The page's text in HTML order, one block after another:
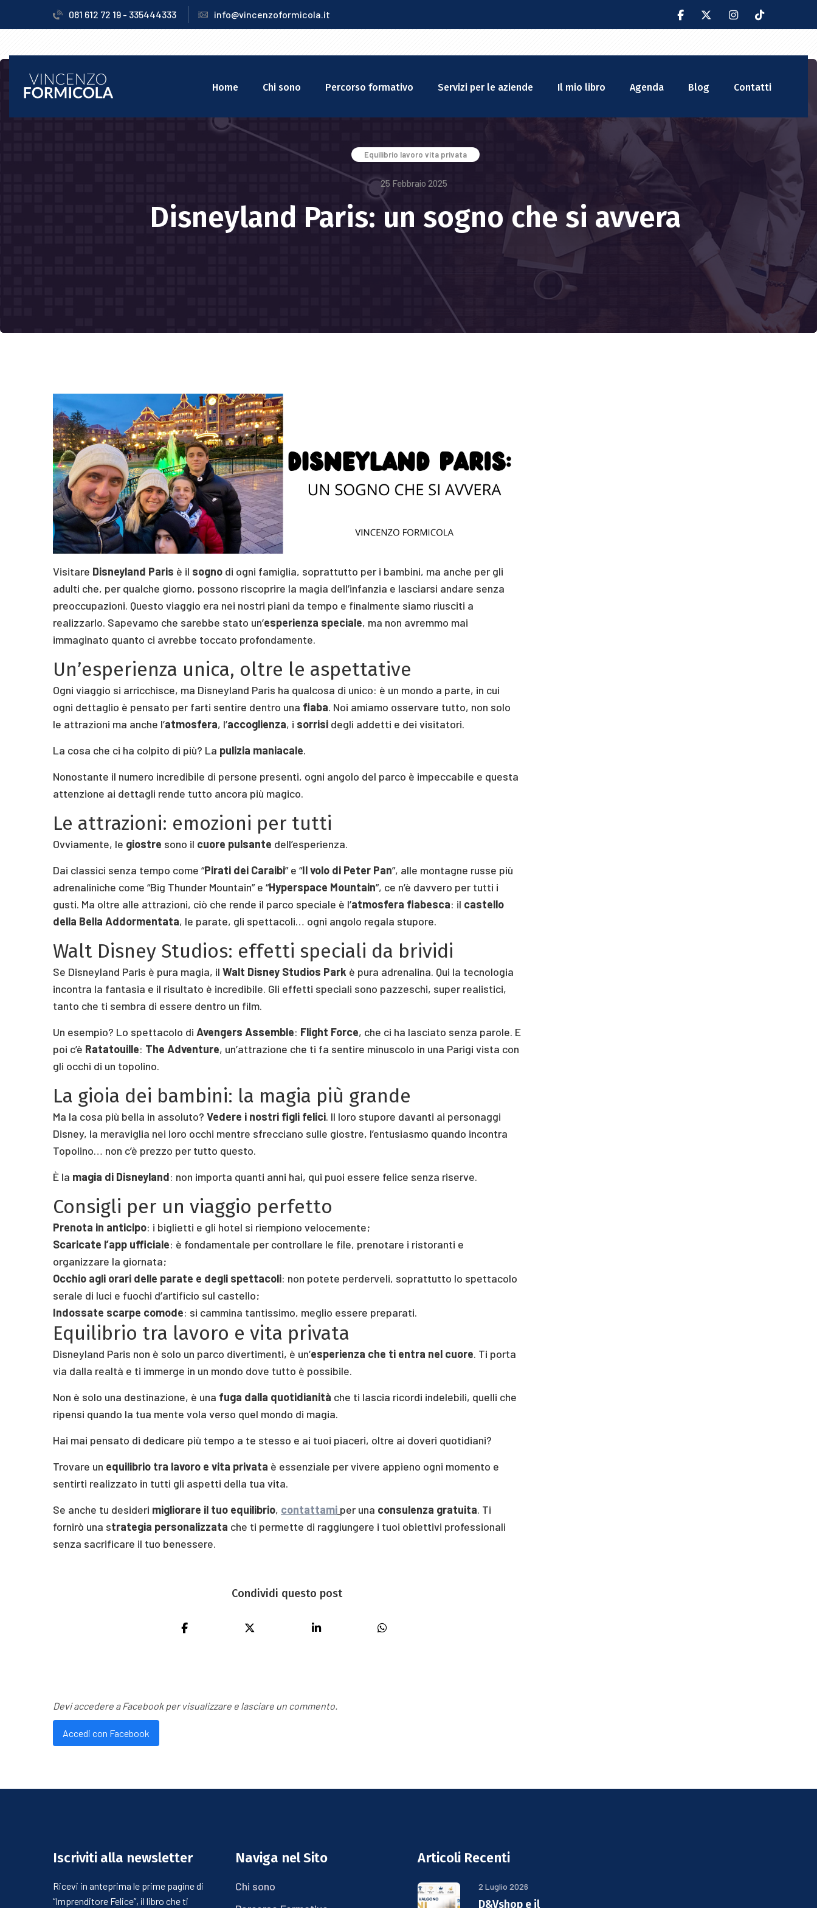
081 612 72 19 - 335444333 info@vincenzoformicola.it
Home Chi sono Percorso formativo Servizi per le aziende Il mio libro Agenda Blog Contatti
Equilibrio lavoro vita privata
25 Febbraio 2025
Disneyland Paris: un sogno che si avvera
Visitare Disneyland Paris è il sogno di ogni famiglia, soprattutto per i bambini, ma anche per gli
adulti che, per qualche giorno, possono riscoprire la magia dell’infanzia e lasciarsi andare senza
preoccupazioni. Questo viaggio era nei nostri piani da tempo e finalmente siamo riusciti a
realizzarlo. Sapevamo che sarebbe stato un’esperienza speciale, ma non avremmo mai
immaginato quanto ci avrebbe toccato profondamente.
Un’esperienza unica, oltre le aspettative
Ogni viaggio si arricchisce, ma Disneyland Paris ha qualcosa di unico: è un mondo a parte, in cui
ogni dettaglio è pensato per farti sentire dentro una fiaba. Noi amiamo osservare tutto, non solo
le attrazioni ma anche l’atmosfera, l’accoglienza, i sorrisi degli addetti e dei visitatori.
La cosa che ci ha colpito di più? La pulizia maniacale.
Nonostante il numero incredibile di persone presenti, ogni angolo del parco è impeccabile e questa
attenzione ai dettagli rende tutto ancora più magico.
Le attrazioni: emozioni per tutti
Ovviamente, le giostre sono il cuore pulsante dell’esperienza.
Dai classici senza tempo come “Pirati dei Caraibi” e “Il volo di Peter Pan”, alle montagne russe più
adrenaliniche come “Big Thunder Mountain” e “Hyperspace Mountain”, ce n’è davvero per tutti i
gusti. Ma oltre alle attrazioni, ciò che rende il parco speciale è l’atmosfera fiabesca: il castello
della Bella Addormentata, le parate, gli spettacoli… ogni angolo regala stupore.
Walt Disney Studios: effetti speciali da brividi
Se Disneyland Paris è pura magia, il Walt Disney Studios Park è pura adrenalina. Qui la tecnologia
incontra la fantasia e il risultato è incredibile. Gli effetti speciali sono pazzeschi, super realistici,
tanto che ti sembra di essere dentro un film.
Un esempio? Lo spettacolo di Avengers Assemble: Flight Force, che ci ha lasciato senza parole. E
poi c’è Ratatouille: The Adventure, un’attrazione che ti fa sentire minuscolo in una Parigi vista con
gli occhi di un topolino.
La gioia dei bambini: la magia più grande
Ma la cosa più bella in assoluto? Vedere i nostri figli felici. Il loro stupore davanti ai personaggi
Disney, la meraviglia nei loro occhi mentre sfrecciano sulle giostre, l’entusiasmo quando incontra
Topolino… non c’è prezzo per tutto questo.
È la magia di Disneyland: non importa quanti anni hai, qui puoi essere felice senza riserve.
Consigli per un viaggio perfetto
Prenota in anticipo: i biglietti e gli hotel si riempiono velocemente;
Scaricate l’app ufficiale: è fondamentale per controllare le file, prenotare i ristoranti e
organizzare la giornata;
Occhio agli orari delle parate e degli spettacoli: non potete perderveli, soprattutto lo spettacolo
serale di luci e fuochi d’artificio sul castello;
Indossate scarpe comode: si cammina tantissimo, meglio essere preparati.
Equilibrio tra lavoro e vita privata
Disneyland Paris non è solo un parco divertimenti, è un’esperienza che ti entra nel cuore. Ti porta
via dalla realtà e ti immerge in un mondo dove tutto è possibile.
Non è solo una destinazione, è una fuga dalla quotidianità che ti lascia ricordi indelebili, quelli che
ripensi quando la tua mente vola verso quel mondo di magia.
Hai mai pensato di dedicare più tempo a te stesso e ai tuoi piaceri, oltre ai doveri quotidiani?
Trovare un equilibrio tra lavoro e vita privata è essenziale per vivere appieno ogni momento e
sentirti realizzato in tutti gli aspetti della tua vita.
Se anche tu desideri migliorare il tuo equilibrio, contattami per una consulenza gratuita. Ti
fornirò una strategia personalizzata che ti permette di raggiungere i tuoi obiettivi professionali
senza sacrificare il tuo benessere.
Condividi questo post
Devi accedere a Facebook per visualizzare e lasciare un commento.
Accedi con Facebook
Iscriviti alla newsletter
Ricevi in anteprima le prime pagine di
“Imprenditore Felice”, il libro che ti
Naviga nel Sito
Chi sono
Articoli Recenti
2 Luglio 2026
D&Vshop e il